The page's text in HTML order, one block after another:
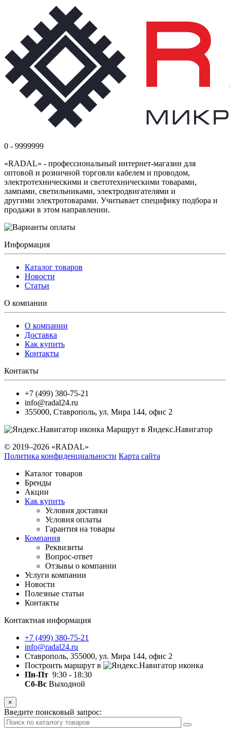
0 - 9999999
«RADAL» - профессиональный интернет-магазин для
оптовой и розничной торговли кабелем и проводом,
электротехническими и светотехническими товарами,
лампами, светильниками, электродвигателями и
другими электротоварами. Учитывает специфику подбора и
продажи в этом направлении.
Информация
Каталог товаров
Новости
Статьи
О компании
О компании
Доставка
Как купить
Контакты
Контакты
+7 (499) 380-75-21
info@radal24.ru
355000, Ставрополь, ул. Мира 144, офис 2
Маршрут в Яндекс.Навигатор
© 2019–2026 «RADAL»
Политика конфиденциальности Карта сайта
Каталог товаров
Бренды
Акции
Как купить
Условия доставки
Условия оплаты
Гарантия на товары
Компания
Реквизиты
Вопрос-ответ
Отзывы о компании
Услуги компании
Новости
Полезные статьи
Контакты
Контактная информация
+7 (499) 380-75-21
info@radal24.ru
Ставрополь, 355000, ул. Мира 144, офис 2
Построить маршрут в
Пн-Пт 9:30 - 18:30
Сб-Вс Выходной
×
Введите поисковый запрос: